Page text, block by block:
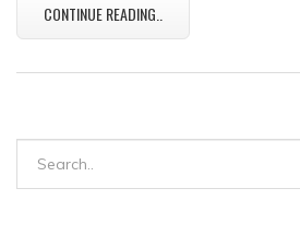
CONTINUE READING..